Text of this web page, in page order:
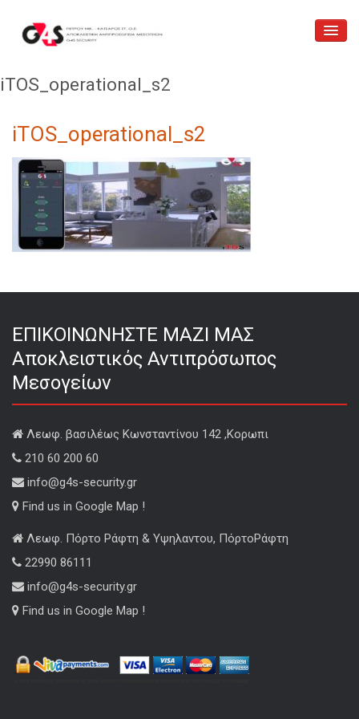
Ποιοί είμαστε
Υπηρεσίες
Επικοινωνία
Κατάστημα
iTOS_operational_s2
iTOS_operational_s2
ΕΠΙΚΟΙΝΩΝΗΣΤΕ ΜΑΖΙ ΜΑΣ
Αποκλειστικός Αντιπρόσωπος
Μεσογείων
Λεωφ. βασιλέως Κωνσταντίνου 142 ,Κορωπι
210 60 200 60
info@g4s-security.gr
Find us in Google Map !
Λεωφ. Πόρτο Ράφτη & Υψηλαντου, ΠόρτοΡάφτη
22990 86111
info@g4s-security.gr
Find us in Google Map !